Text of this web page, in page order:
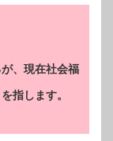
、現在社会福
指します。